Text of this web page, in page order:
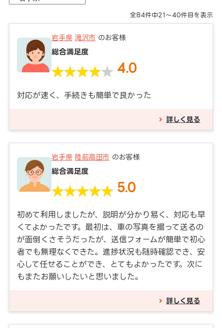
全84件中21～40件目を表示
岩手県 滝沢市 のお客様
総合満足度
4.0
対応が速く、手続きも簡単で良かった
詳しく見る
岩手県 陸前高田市 のお客様
総合満足度
5.0
初めて利用しましたが、説明が分かり易く、対応も早
くてよかったです。最初は、車の写真を撮って送るの
が面倒くさそうだったが、送信フォームが簡単で初心
者でも無理なくできた。進捗状況も随時確認でき、安
心して任せることができ、とてもよかったです。次に
もまたお願いしたいと思いました。
詳しく見る